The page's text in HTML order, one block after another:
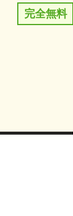
完全無料